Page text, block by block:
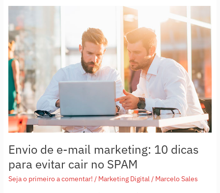
Envio de e-mail marketing: 10 dicas
para evitar cair no SPAM
Seja o primeiro a comentar! / Marketing Digital/ Marcelo Sales
e-
mail
marketing:
10
dicas
para
evitar
cair
no
SPAM